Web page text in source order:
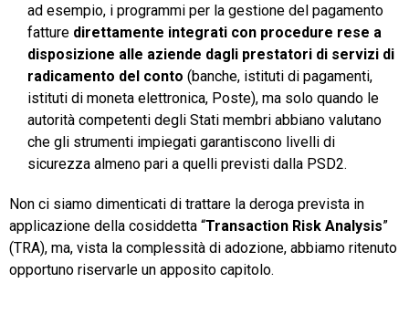
ad esempio, i programmi per la gestione del pagamento
fatture direttamente integrati con procedure rese a
disposizione alle aziende dagli prestatori di servizi di
radicamento del conto (banche, istituti di pagamenti,
istituti di moneta elettronica, Poste), ma solo quando le
autorità competenti degli Stati membri abbiano valutano
che gli strumenti impiegati garantiscono livelli di
sicurezza almeno pari a quelli previsti dalla PSD2.
Non ci siamo dimenticati di trattare la deroga prevista in
applicazione della cosiddetta “Transaction Risk Analysis”
(TRA), ma, vista la complessità di adozione, abbiamo ritenuto
opportuno riservarle un apposito capitolo.